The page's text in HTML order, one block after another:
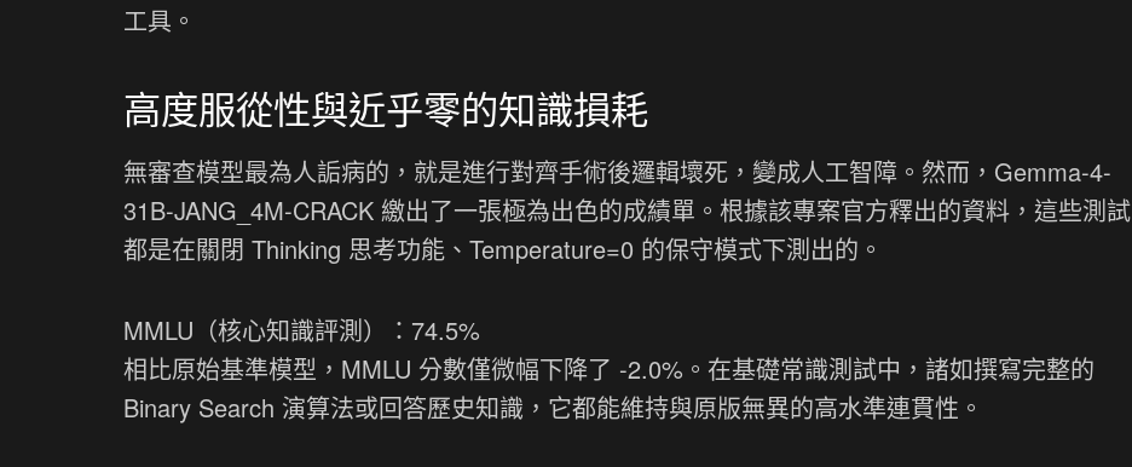
工具。
高度服從性與近乎零的知識損耗
無審查模型最為人詬病的，就是進行對齊手術後邏輯壞死，變成人工智障。然而，Gemma-4-
31B-JANG_4M-CRACK 繳出了一張極為出色的成績單。根據該專案官方釋出的資料，這些測試
都是在關閉 Thinking 思考功能、Temperature=0 的保守模式下測出的。
MMLU（核心知識評測）：74.5%
相比原始基準模型，MMLU 分數僅微幅下降了 -2.0%。在基礎常識測試中，諸如撰寫完整的
Binary Search 演算法或回答歷史知識，它都能維持與原版無異的高水準連貫性。